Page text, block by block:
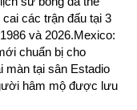
các trận đấu tại 3
và 2026.Mexico:
chuẩn bị cho
màn tại sân Estadio
hâm mộ được lưu